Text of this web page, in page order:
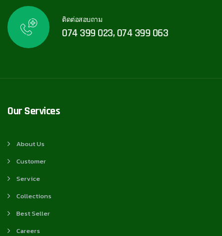
ติดต่อสอบถาม
074 399 023, 074 399 063
Our Services
About Us
Customer
Service
Collections
Best Seller
Careers